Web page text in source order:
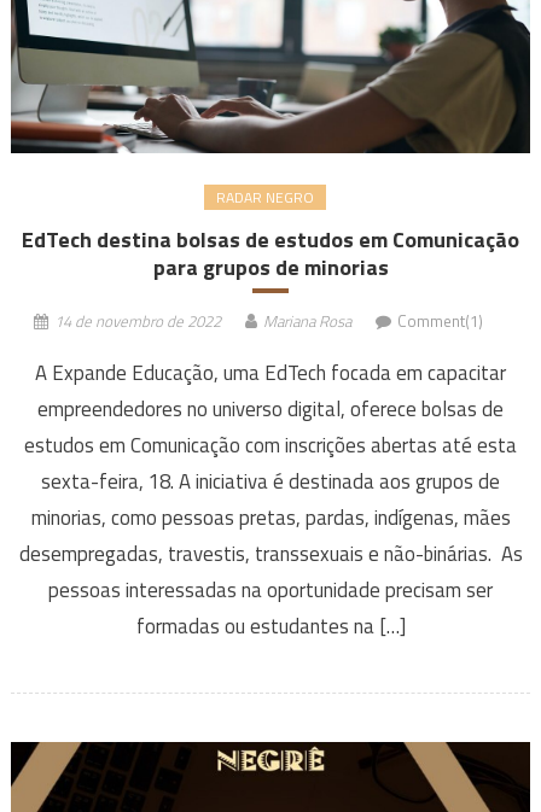
RADAR NEGRO
EdTech destina bolsas de estudos em Comunicação
para grupos de minorias
14 de novembro de 2022 Mariana Rosa Comment(1)
A Expande Educação, uma EdTech focada em capacitar
empreendedores no universo digital, oferece bolsas de
estudos em Comunicação com inscrições abertas até esta
sexta-feira, 18. A iniciativa é destinada aos grupos de
minorias, como pessoas pretas, pardas, indígenas, mães
desempregadas, travestis, transsexuais e não-binárias. As
pessoas interessadas na oportunidade precisam ser
formadas ou estudantes na […]